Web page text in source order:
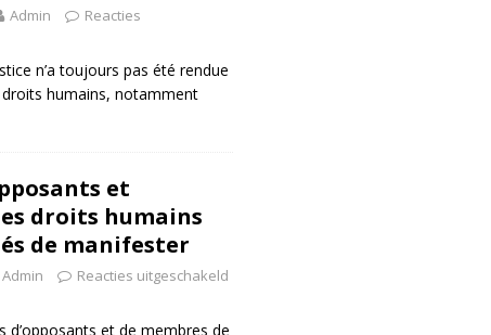
Admin
Reacties
n’a toujours pas été rendue
humains, notamment
et
droits humains
de manifester
Admin Reacties uitgeschakeld
et de membres de